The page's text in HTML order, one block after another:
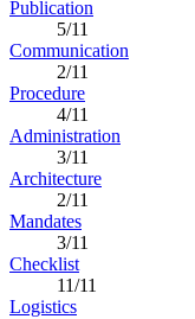
Publication
5/11
Communication
2/11
Procedure
4/11
Administration
3/11
Architecture
2/11
Mandates
3/11
Checklist
11/11
Logistics